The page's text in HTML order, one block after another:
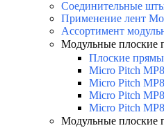
Соединительные
Применение лент
Ассортимент
Модульные плоские
Плоские
Micro Pitch
Micro Pitch
Micro Pitch
Micro Pitch
Модульные плоские